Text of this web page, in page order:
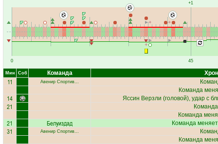
0
+1
45
Мин Соб Команда
11 Авенир Спортив…
Команда
14 Яссин Верзли (головой), удар с
21
Команда
21 Белуиздад Команда
31 Авенир Спортив…
Команда